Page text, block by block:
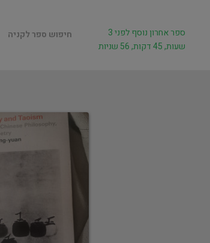
חיפוש ספר לקניה
ספר אחרון נוסף לפני 3
שעות, 45 דקות, 56 שניות